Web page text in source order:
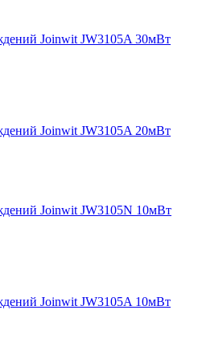
Joinwit JW3105A 30мВт
Joinwit JW3105A 20мВт
Joinwit JW3105N 10мВт
Joinwit JW3105A 10мВт